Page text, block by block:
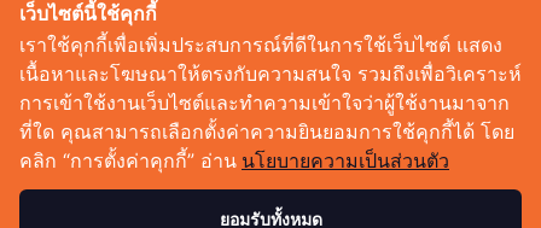
Corp Innov
Saucy Thoughts
Based On
Sustainable
Videos
Podcast
เว็บไซต์นี้ใช้คุกกี้
เราใช้คุกกี้เพื่อเพิ่มประสบการณ์ที่ดีในการใช้เว็บไซต์ แสดง
เนื้อหาและโฆษณาให้ตรงกับความสนใจ รวมถึงเพื่อวิเคราะห์
การเข้าใช้งานเว็บไซต์และทำความเข้าใจว่าผู้ใช้งานมาจาก
ที่ใด คุณสามารถเลือกตั้งค่าความยินยอมการใช้คุกกี้ได้ โดย
คลิก “การตั้งค่าคุกกี้” อ่าน นโยบายความเป็นส่วนตัว
ยอมรับทั้งหมด